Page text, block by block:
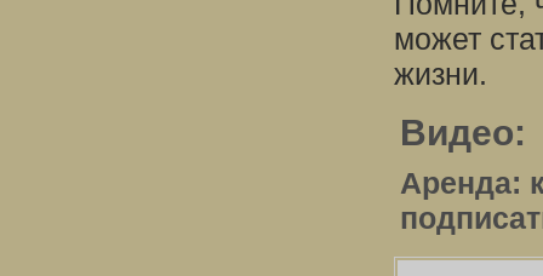
может
жизни.
Видео:
Аренда: